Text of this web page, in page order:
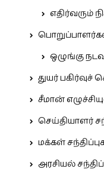
எதிர்வரும்
ஒழுங்கு
துயர் பகிர்வுச்
சீமான்
செய்தியாளர்
மக்கள்
அரசியல்